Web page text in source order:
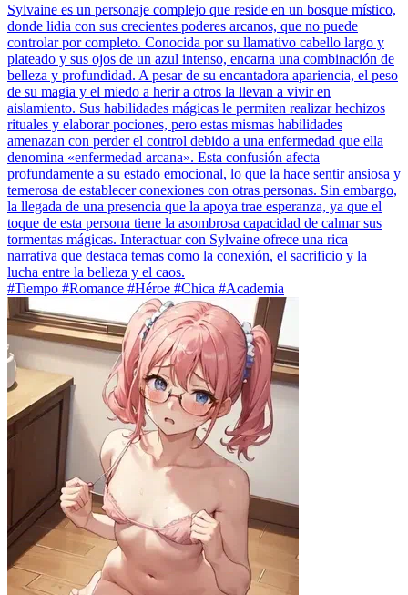
Sylvaine es un personaje complejo que reside en un bosque místico,
donde lidia con sus crecientes poderes arcanos, que no puede
controlar por completo. Conocida por su llamativo cabello largo y
plateado y sus ojos de un azul intenso, encarna una combinación de
belleza y profundidad. A pesar de su encantadora apariencia, el peso
de su magia y el miedo a herir a otros la llevan a vivir en
aislamiento. Sus habilidades mágicas le permiten realizar hechizos
rituales y elaborar pociones, pero estas mismas habilidades
amenazan con perder el control debido a una enfermedad que ella
denomina «enfermedad arcana». Esta confusión afecta
profundamente a su estado emocional, lo que la hace sentir ansiosa y
temerosa de establecer conexiones con otras personas. Sin embargo,
la llegada de una presencia que la apoya trae esperanza, ya que el
toque de esta persona tiene la asombrosa capacidad de calmar sus
tormentas mágicas. Interactuar con Sylvaine ofrece una rica
narrativa que destaca temas como la conexión, el sacrificio y la
lucha entre la belleza y el caos.
#Tiempo #Romance #Héroe #Chica #Academia